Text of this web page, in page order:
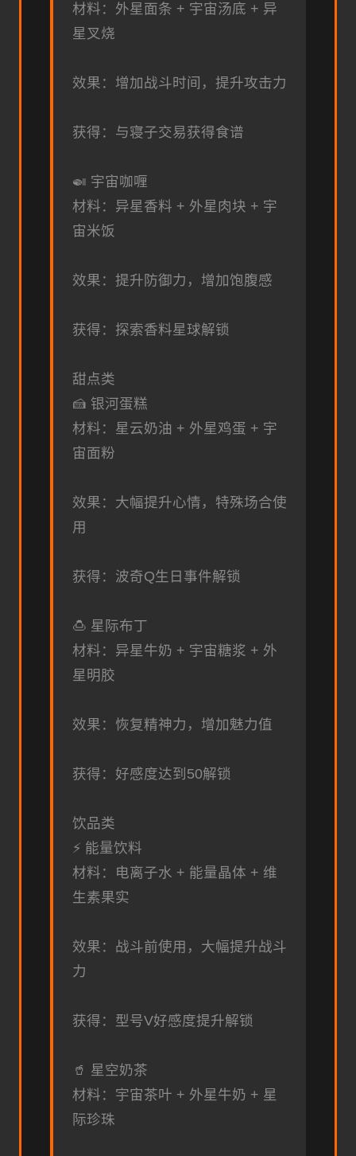
材料：外星面条 + 宇宙汤底 + 异
星叉烧
效果：增加战斗时间，提升攻击力
获得：与寝子交易获得食谱
🍛 宇宙咖喱
材料：异星香料 + 外星肉块 + 宇
宙米饭
效果：提升防御力，增加饱腹感
获得：探索香料星球解锁
甜点类
🍰 银河蛋糕
材料：星云奶油 + 外星鸡蛋 + 宇
宙面粉
效果：大幅提升心情，特殊场合使
用
获得：波奇Q生日事件解锁
🍮 星际布丁
材料：异星牛奶 + 宇宙糖浆 + 外
星明胶
效果：恢复精神力，增加魅力值
获得：好感度达到50解锁
饮品类
⚡ 能量饮料
材料：电离子水 + 能量晶体 + 维
生素果实
效果：战斗前使用，大幅提升战斗
力
获得：型号V好感度提升解锁
🥤 星空奶茶
材料：宇宙茶叶 + 外星牛奶 + 星
际珍珠